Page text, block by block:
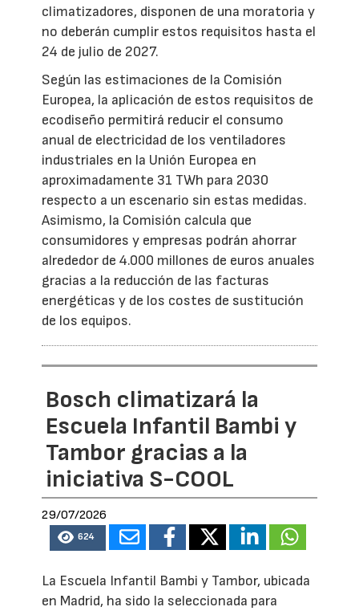
climatizadores, disponen de una moratoria y
no deberán cumplir estos requisitos hasta el
24 de julio de 2027.
Según las estimaciones de la Comisión
Europea, la aplicación de estos requisitos de
ecodiseño permitirá reducir el consumo
anual de electricidad de los ventiladores
industriales en la Unión Europea en
aproximadamente 31 TWh para 2030
respecto a un escenario sin estas medidas.
Asimismo, la Comisión calcula que
consumidores y empresas podrán ahorrar
alrededor de 4.000 millones de euros anuales
gracias a la reducción de las facturas
energéticas y de los costes de sustitución
de los equipos.
Bosch climatizará la
Escuela Infantil Bambi y
Tambor gracias a la
iniciativa S-COOL
29/07/2026
624
La Escuela Infantil Bambi y Tambor, ubicada
en Madrid, ha sido la seleccionada para